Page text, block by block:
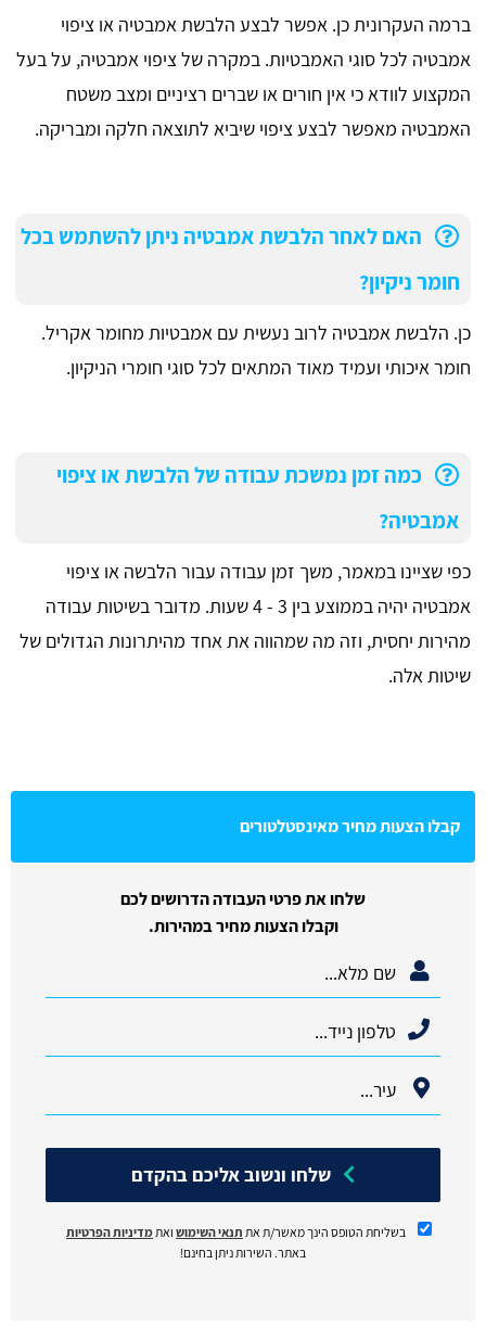
ברמה העקרונית כן. אפשר לבצע הלבשת אמבטיה או ציפוי
אמבטיה לכל סוגי האמבטיות. במקרה של ציפוי אמבטיה, על בעל
המקצוע לוודא כי אין חורים או שברים רציניים ומצב משטח
האמבטיה מאפשר לבצע ציפוי שיביא לתוצאה חלקה ומבריקה.
האם לאחר הלבשת אמבטיה ניתן להשתמש בכל
חומר ניקיון?
כן. הלבשת אמבטיה לרוב נעשית עם אמבטיות מחומר אקריל.
חומר איכותי ועמיד מאוד המתאים לכל סוגי חומרי הניקיון.
כמה זמן נמשכת עבודה של הלבשת או ציפוי
אמבטיה?
כפי שציינו במאמר, משך זמן עבודה עבור הלבשה או ציפוי
אמבטיה יהיה בממוצע בין 3 - 4 שעות. מדובר בשיטות עבודה
מהירות יחסית, וזה מה שמהווה את אחד מהיתרונות הגדולים של
שיטות אלה.
קבלו הצעות מחיר מאינסטלטורים
שלחו את פרטי העבודה הדרושים לכם
וקבלו הצעות מחיר במהירות.
בשליחת הטופס הינך מאשר/ת את תנאי השימוש ואת מדיניות הפרטיות
באתר. השירות ניתן בחינם!